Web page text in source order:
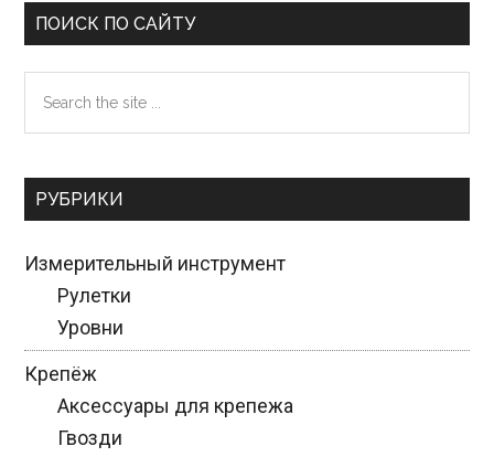
Reader
Primary
ПОИСК ПО САЙТУ
...
РУБРИКИ
Измерительный инструмент
Рулетки
Уровни
Крепёж
Аксессуары для крепежа
Гвозди